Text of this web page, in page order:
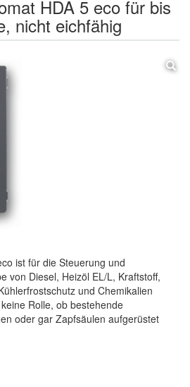
HDA 5 eco für bis
nicht eichfähig
ist für die Steuerung und
von Diesel, Heizöl EL/L, Kraftstoff,
und Chemikalien
Rolle, ob bestehende
oder gar Zapfsäulen aufgerüstet